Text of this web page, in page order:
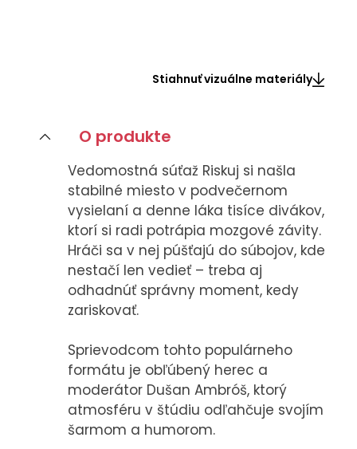
Kariéra
PRESS
Tlačové správy
B2B Rozhovory
VEREJNÉ VYSIELANIE MS 2026
Stiahnuť vizuálne materiály
O produkte
Vedomostná súťaž Riskuj si našla
stabilné miesto v podvečernom
vysielaní a denne láka tisíce divákov,
ktorí si radi potrápia mozgové závity.
Hráči sa v nej púšťajú do súbojov, kde
nestačí len vedieť – treba aj
odhadnúť správny moment, kedy
zariskovať.
Sprievodcom tohto populárneho
formátu je obľúbený herec a
moderátor Dušan Ambróš, ktorý
atmosféru v štúdiu odľahčuje svojím
šarmom a humorom.